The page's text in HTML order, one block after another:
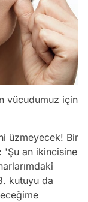
vücudumuz için
üzmeyecek! Bir
'Şu an ikincisine
kutuyu da